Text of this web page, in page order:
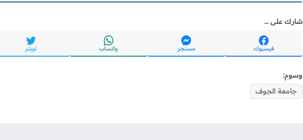
شارك على ...
فيسبوك مسنجر واتساب تويتر
وسوم:
جامعة الجوف